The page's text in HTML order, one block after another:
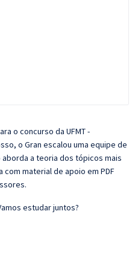
o concurso da UFMT -
o Gran escalou uma equipe de
a teoria dos tópicos mais
material de apoio em PDF
estudar juntos?